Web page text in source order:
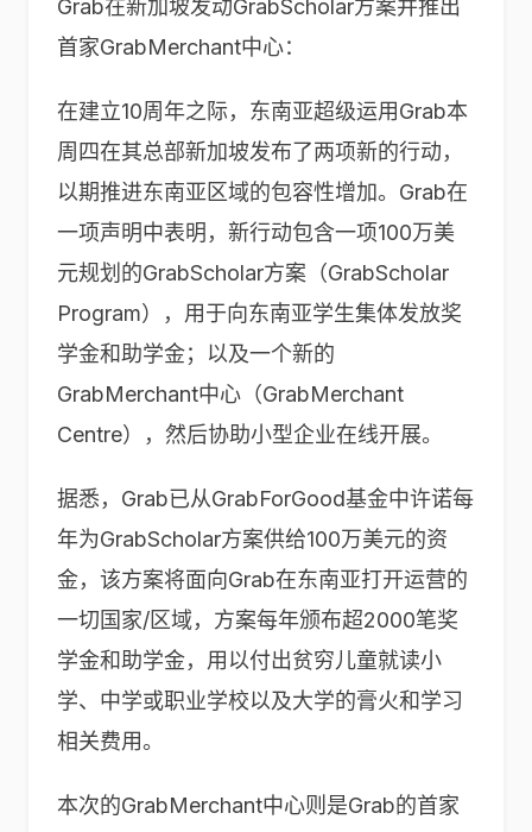
Grab在新加坡发动GrabScholar方案并推出
首家GrabMerchant中心：
在建立10周年之际，东南亚超级运用Grab本
周四在其总部新加坡发布了两项新的行动，
以期推进东南亚区域的包容性增加。Grab在
一项声明中表明，新行动包含一项100万美
元规划的GrabScholar方案（GrabScholar
Program），用于向东南亚学生集体发放奖
学金和助学金；以及一个新的
GrabMerchant中心（GrabMerchant
Centre），然后协助小型企业在线开展。
据悉，Grab已从GrabForGood基金中许诺每
年为GrabScholar方案供给100万美元的资
金，该方案将面向Grab在东南亚打开运营的
一切国家/区域，方案每年颁布超2000笔奖
学金和助学金，用以付出贫穷儿童就读小
学、中学或职业学校以及大学的膏火和学习
相关费用。
本次的GrabMerchant中心则是Grab的首家